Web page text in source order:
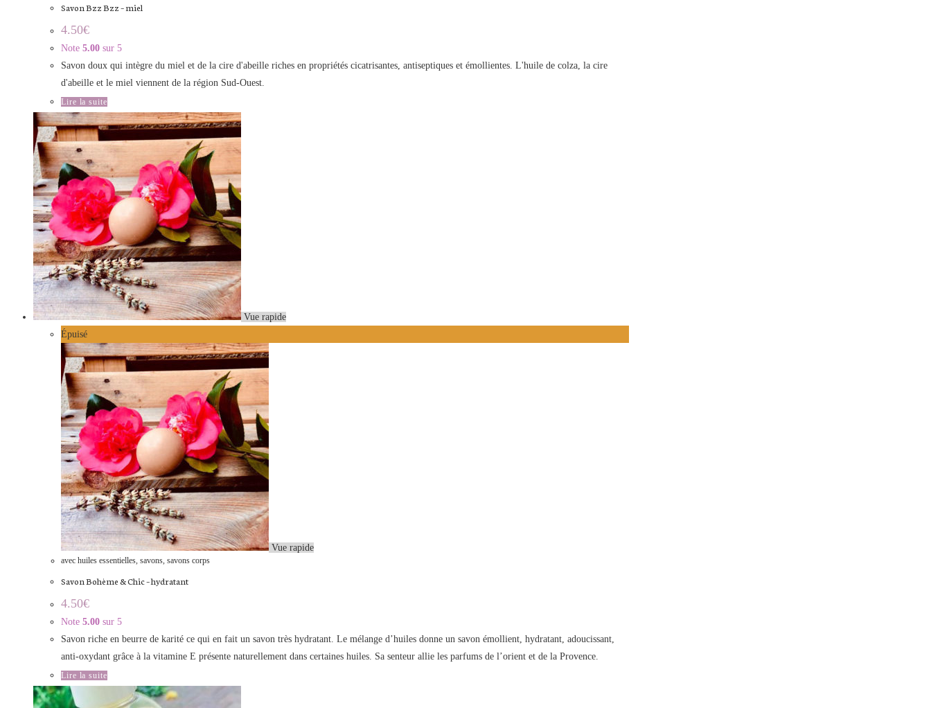
Savon Bzz Bzz – miel
4.50€
Note 5.00 sur 5
Savon doux qui intègre du miel et de la cire d'abeille riches en propriétés cicatrisantes, antiseptiques et émollientes. L'huile de colza, la cire
d'abeille et le miel viennent de la région Sud-Ouest.
Lire la suite
Vue rapide
Épuisé
Vue rapide
avec huiles essentielles, savons, savons corps
Savon Bohème & Chic – hydratant
4.50€
Note 5.00 sur 5
Savon riche en beurre de karité ce qui en fait un savon très hydratant. Le mélange d’huiles donne un savon émollient, hydratant, adoucissant,
anti-oxydant grâce à la vitamine E présente naturellement dans certaines huiles. Sa senteur allie les parfums de l’orient et de la Provence.
Lire la suite